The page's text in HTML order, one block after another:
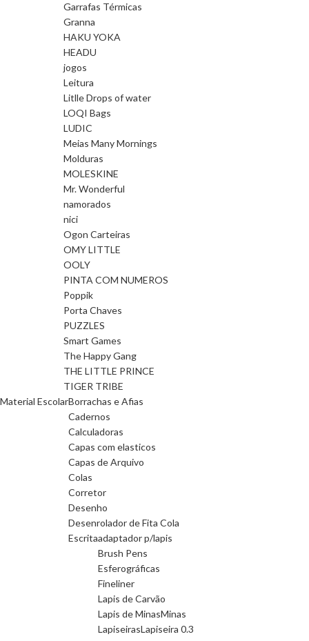
Garrafas Térmicas
Granna
HAKU YOKA
HEADU
jogos
Leitura
Litlle Drops of water
LOQI Bags
LUDIC
Meias Many Mornings
Molduras
MOLESKINE
Mr. Wonderful
namorados
nici
Ogon Carteiras
OMY LITTLE
OOLY
PINTA COM NUMEROS
Poppik
Porta Chaves
PUZZLES
Smart Games
The Happy Gang
THE LITTLE PRINCE
TIGER TRIBE
Material EscolarBorrachas e Afias
Cadernos
Calculadoras
Capas com elasticos
Capas de Arquivo
Colas
Corretor
Desenho
Desenrolador de Fita Cola
Escritaadaptador p/lapis
Brush Pens
Esferográficas
Fineliner
Lapis de Carvão
Lapis de MinasMinas
LapiseirasLapiseira 0.3